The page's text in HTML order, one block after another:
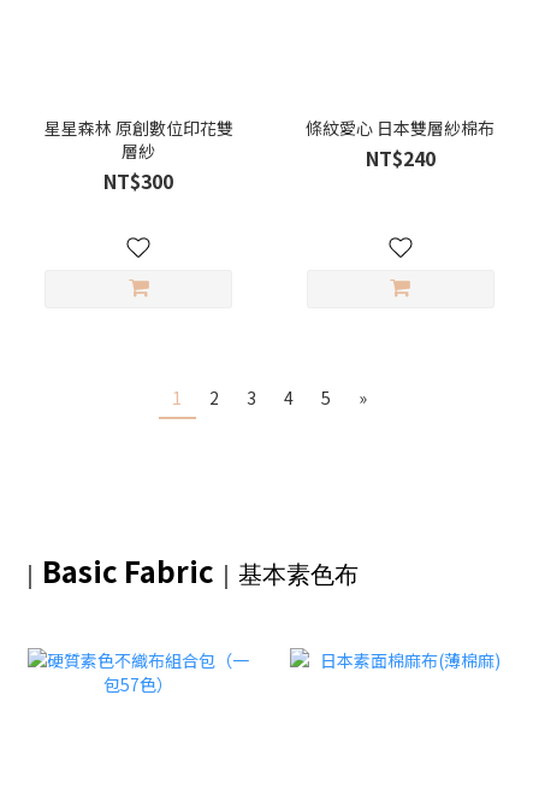
星星森林 原創數位印花雙
層紗
NT$300
條紋愛心 日本雙層紗棉布
NT$240
1 2 3 4 5 »
｜ Basic Fabric ｜基本素色布